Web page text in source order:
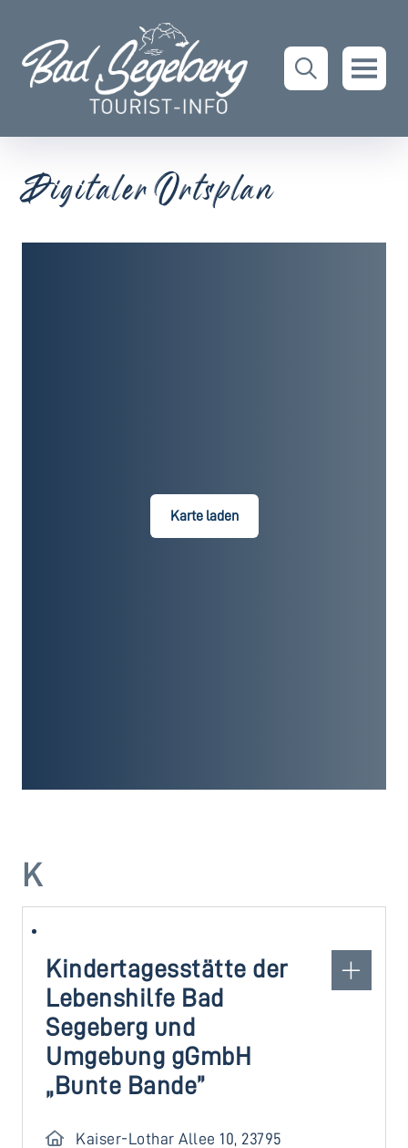
Digitaler Ortsplan
Karte laden
K
Kindertagesstätte der
Lebenshilfe Bad
Segeberg und
Umgebung gGmbH
„Bunte Bande”
Kaiser-Lothar Allee 10, 23795